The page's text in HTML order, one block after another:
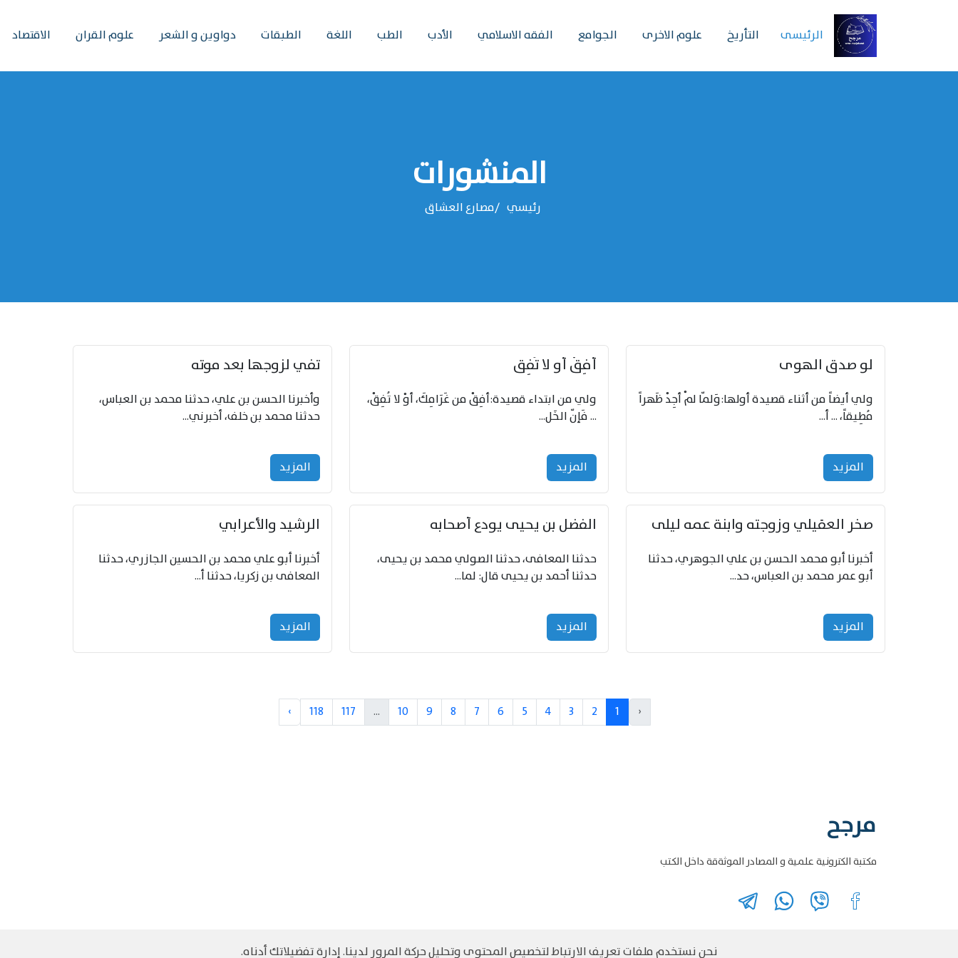
الرئیسی التأريخ علوم الاخرى الجوامع الفقه الاسلامي الأدب الطب اللغة الطبقات دواوين و الشعر علوم القران الاقتصاد
المنشورات
رئيسي مصارع العشاق
لو صدق الهوى
ولي أيضاً من أثناء قصيدة أولها:وَلمّا لمْ أجِدْ ظَهراً
مُطِيقاً، ... أ...
المزید
أفِقْ أو لا تُفِق
ولي من ابتداء قصيدة:أفِقْ من غَرَامِكَ، أوْ لا تُفِقْ،
... فَإنّ الخَل...
المزید
تفي لزوجها بعد موته
وأخبرنا الحسن بن علي، حدثنا محمد بن العباس،
حدثنا محمد بن خلف، أخبرني...
المزید
صخر العقيلي وزوجته وابنة عمه ليلى
أخبرنا أبو محمد الحسن بن علي الجوهري، حدثنا
أبو عمر محمد بن العباس، حد...
المزید
الفضل بن يحيى يودع أصحابه
حدثنا المعافى، حدثنا الصولي محمد بن يحيى،
حدثنا أحمد بن يحيى قال: لما...
المزید
الرشيد والأعرابي
أخبرنا أبو علي محمد بن الحسين الجازري، حدثنا
المعافى بن زكريا، حدثنا أ...
المزید
‹
1
2
3
4
5
6
7
8
9
10
...
117
118
›
مرجح
مكتبة الكترونية علمية و المصادر الموثةقة داخل الكتب
©حقوق الطبع والنشر مرجح جميع الحقوق محفوظةسياسة و الخصوصية
نحن نستخدم ملفات تعريف الارتباط لتخصيص المحتوى وتحليل حركة المرور لدينا. إدارة تفضيلاتك أدناه.